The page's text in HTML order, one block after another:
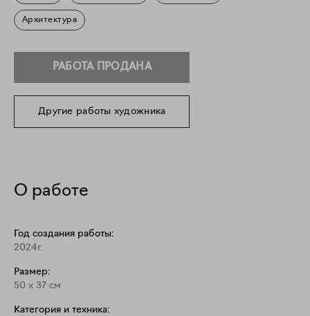
Архитектура
РАБОТА ПРОДАНА
Другие работы художника
О работе
Год создания работы:
2024г.
Размер:
50 x 37 см
Категория и техника: